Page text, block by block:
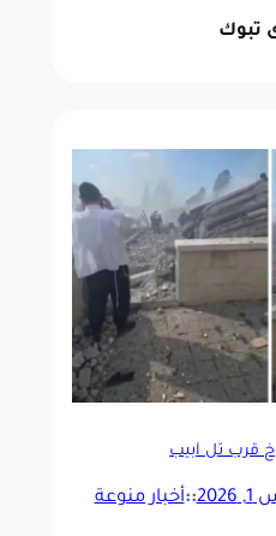
تبوك
قرب تل أبيب
::أخبار منوعة